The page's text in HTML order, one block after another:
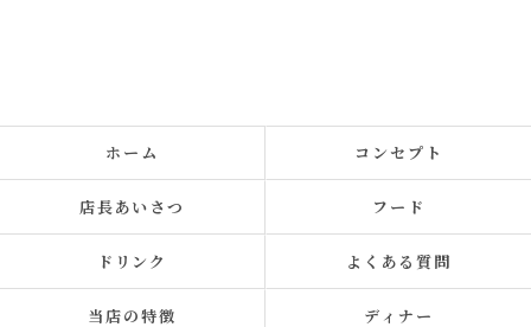
ホーム コンセプト
店長あいさつ フード
ドリンク よくある質問
当店の特徴 ディナー